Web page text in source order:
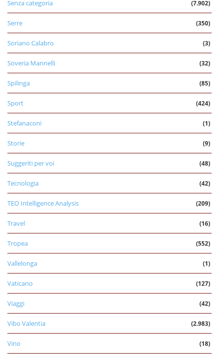
Senza categoria (7.902)
Serre (350)
Soriano Calabro (3)
Soveria Mannelli (32)
Spilinga (85)
Sport (424)
Stefanaconi (1)
Storie (9)
Suggeriti per voi (48)
Tecnologia (42)
TEO Intelligence Analysis (209)
Travel (16)
Tropea (552)
Vallelonga (1)
Vaticano (127)
Viaggi (42)
Vibo Valentia (2.983)
Vino (18)